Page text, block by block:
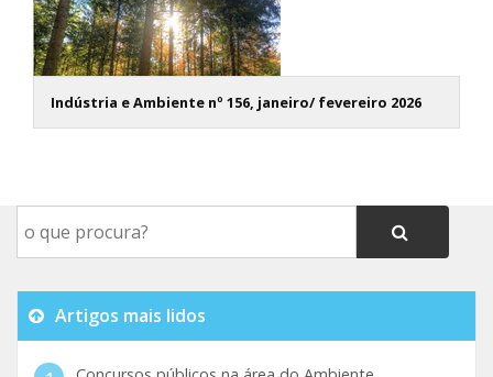
Indústria e Ambiente nº 156, janeiro/ fevereiro 2026
Artigos mais lidos